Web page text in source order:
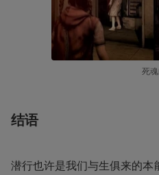
死
结语
潜行也许是我们与生俱来的